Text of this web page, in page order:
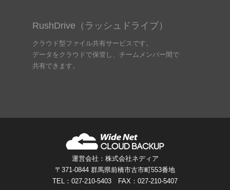
RushDrive（ラッシュドライブ）
クラウド型ファイル共有サービスです。
データをクラウドで保管し、チームメンバー間で
共有できます。
運営会社：株式会社ネディア
〒371-0844 群馬県前橋市古市町553番地
TEL：027-210-5403 FAX：027-210-5407